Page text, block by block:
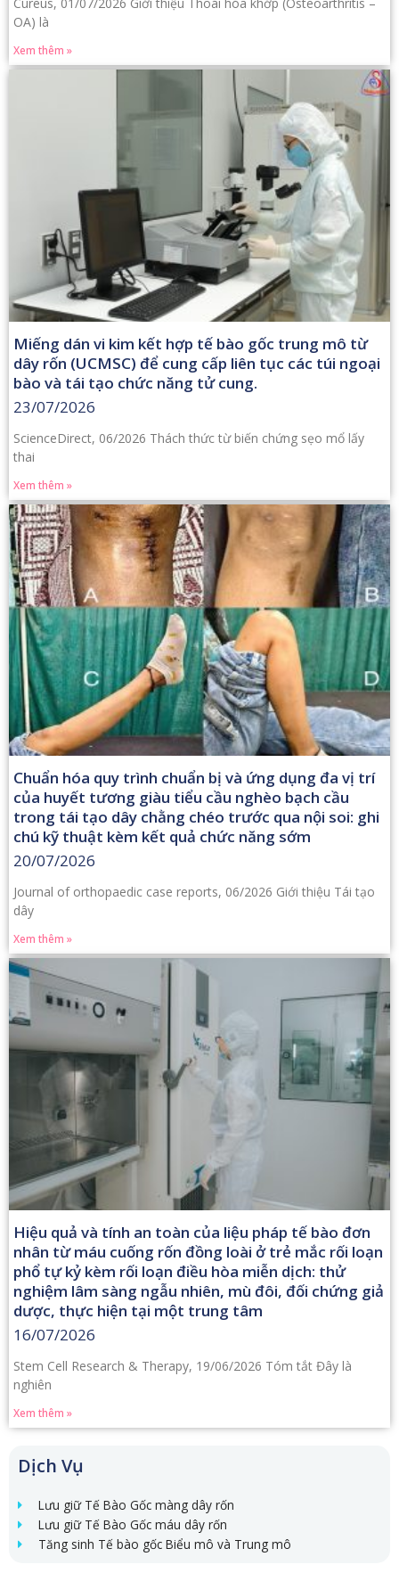
Dịch Vụ
Lưu giữ Tế Bào Gốc màng dây rốn
Lưu giữ Tế Bào Gốc máu dây rốn
Tăng sinh Tế bào gốc Biểu mô và Trung mô
Cureus, 01/07/2026 Giới thiệu Thoái hóa khớp (Osteoarthritis –
OA) là
Xem thêm »
Miếng dán vi kim kết hợp tế bào gốc trung mô từ
dây rốn (UCMSC) để cung cấp liên tục các túi ngoại
bào và tái tạo chức năng tử cung.
23/07/2026
ScienceDirect, 06/2026 Thách thức từ biến chứng sẹo mổ lấy
thai
Xem thêm »
Chuẩn hóa quy trình chuẩn bị và ứng dụng đa vị trí
của huyết tương giàu tiểu cầu nghèo bạch cầu
trong tái tạo dây chằng chéo trước qua nội soi: ghi
chú kỹ thuật kèm kết quả chức năng sớm
20/07/2026
Journal of orthopaedic case reports, 06/2026 Giới thiệu Tái tạo
dây
Xem thêm »
Hiệu quả và tính an toàn của liệu pháp tế bào đơn
nhân từ máu cuống rốn đồng loài ở trẻ mắc rối loạn
phổ tự kỷ kèm rối loạn điều hòa miễn dịch: thử
nghiệm lâm sàng ngẫu nhiên, mù đôi, đối chứng giả
dược, thực hiện tại một trung tâm
16/07/2026
Stem Cell Research & Therapy, 19/06/2026 Tóm tắt Đây là
nghiên
Xem thêm »